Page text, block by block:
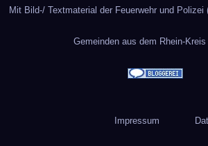
Mit Bild-/ Textmaterial der Feuerwehr und
Gemeinden aus dem Rhein-
Impressum